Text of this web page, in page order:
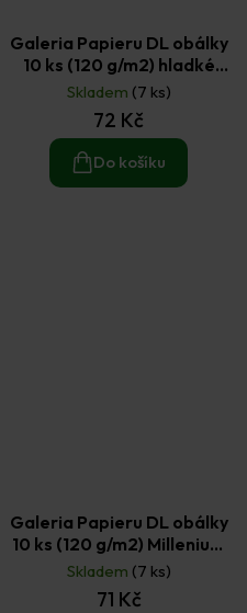
Galeria Papieru DL obálky
10 ks (120 g/m2) hladké
hnědé
Skladem (7 ks)
72 Kč
Do košíku
Galeria Papieru DL obálky
10 ks (120 g/m2) Millenium
perleťové bílé
Skladem (7 ks)
71 Kč